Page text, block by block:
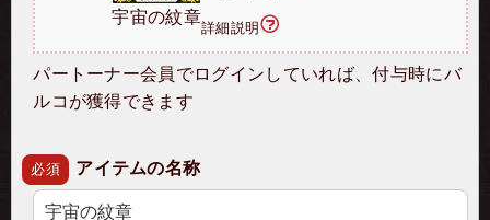
宇宙の紋章
詳細説明
パートーナー会員でログインしていれば、付与時にバ
ルコが獲得できます
必須 アイテムの名称